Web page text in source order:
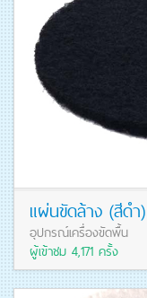
แผ่นขัดล้าง (สีดำ)
อุปกรณ์เครื่องขัดพื้น
ผู้เข้าชม 4,171 ครั้ง